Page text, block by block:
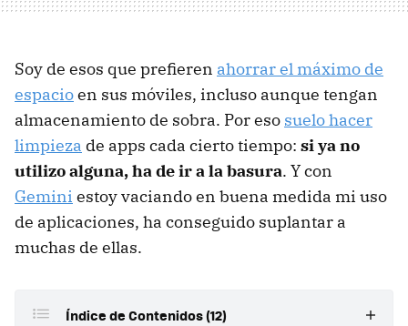
Soy de esos que prefieren ahorrar el máximo de
espacioen sus móviles, incluso aunque tengan
almacenamiento de sobra. Por eso suelo hacer
limpieza de apps cada cierto tiempo: si ya no
utilizo alguna, ha de ir a la basura. Y con
Gemini estoy vaciando en buena medida mi uso
de aplicaciones, ha conseguido suplantar a
muchas de ellas.
Índice de Contenidos (12)